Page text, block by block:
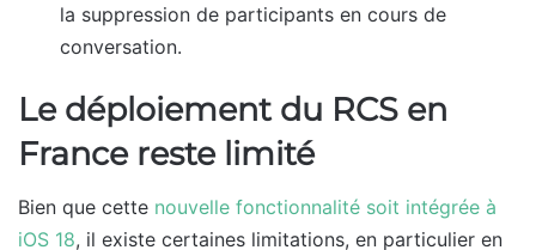
la suppression de participants en cours de
conversation.
Le déploiement du RCS en
France reste limité
Bien que cette nouvelle fonctionnalité soit intégrée à
iOS 18, il existe certaines limitations, en particulier en